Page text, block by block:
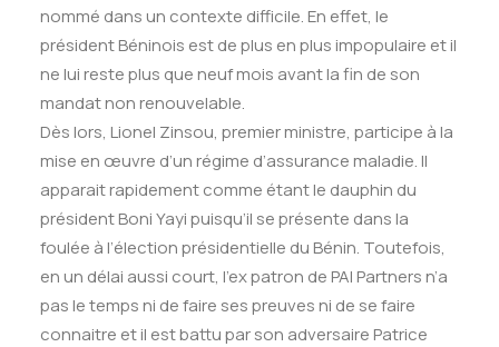
nommé dans un contexte difficile. En effet, le
président Béninois est de plus en plus impopulaire et il
ne lui reste plus que neuf mois avant la fin de son
mandat non renouvelable.
Dès lors, Lionel Zinsou, premier ministre, participe à la
mise en œuvre d’un régime d’assurance maladie. Il
apparait rapidement comme étant le dauphin du
président Boni Yayi puisqu’il se présente dans la
foulée à l’élection présidentielle du Bénin. Toutefois,
en un délai aussi court, l’ex patron de PAI Partners n’a
pas le temps ni de faire ses preuves ni de se faire
connaitre et il est battu par son adversaire Patrice